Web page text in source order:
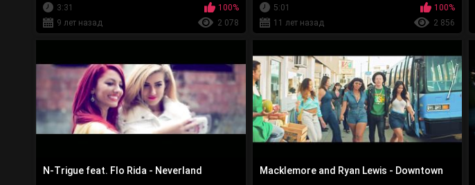
3:31
100%
9 лет назад
2 078
5:01
100%
11 лет назад
2 856
N-Trigue feat. Flo Rida - Neverland Macklemore and Ryan Lewis - Downtown